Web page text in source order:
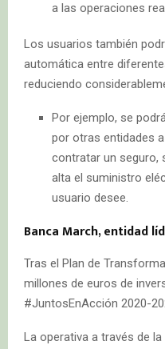
a las operaciones
Los usuarios también
automática entre
reduciendo
Por ejemplo, se
por otras entidades
contratar un seguro,
alta el suministro
usuario desee.
Banca March, entidad
Tras el Plan de
millones de euros de
#JuntosEnAcción 2020-
La operativa a través de